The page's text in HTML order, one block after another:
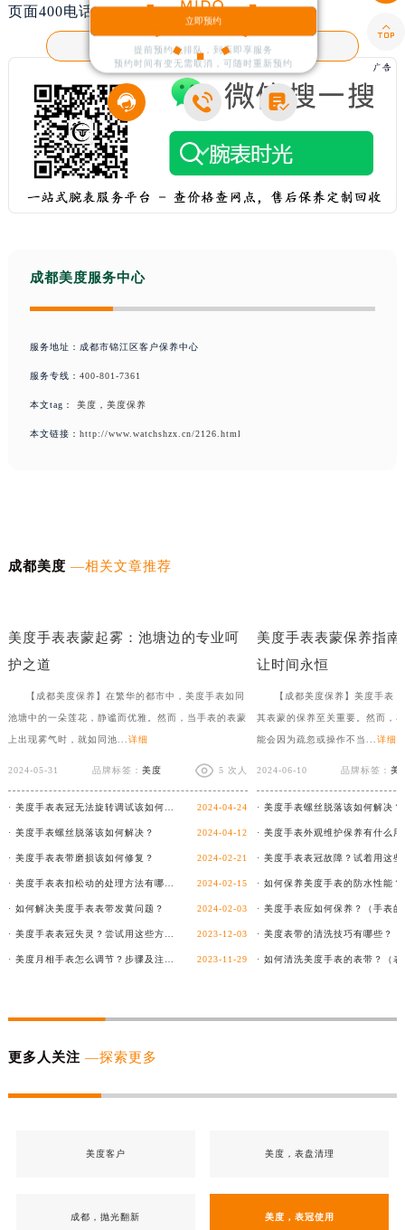
客户服务热线： 400-801-7361
  
页面400电话进行咨询，我们将竭诚为您服务。
成都美度服务中心
服务地址：成都市锦江区客户保养中心
服务专线： 400-801-7361
本文tag： 美度 ， 美度保养
本文链接： http://www.watchshzx.cn/2126.html
成都美度 —相关文章推荐
美度手表表蒙起雾：池塘边的专业呵
护之道
【成都美度保养】在繁华的都市中，美度手表如同
池塘中的一朵莲花，静谧而优雅。然而，当手表的表蒙
上出现雾气时，就如同池... 详细
2024-05-31 品牌标签： 美度 5 次人
2024-04-24
· 美度手表螺丝脱落该如何解决？ 2024-04-12
· 美度手表表带磨损该如何修复？ 2024-02-21
2024-02-15
· 如何解决美度手表表带发黄问题？ 2024-02-03
2023-12-03
2023-11-29
美度手表表蒙保养指
让时间永恒
【成都美度保养】美度手表
其表蒙的保养至关重要。然而，
能会因为疏忽或操作不当... 详细
2024-06-10 品牌标签： 美
· 美度手表螺丝脱落该如何解决？
· 如何保养美度手表的防水性能？
更多人关注 —探索更多
美度客户 美度，表盘清理
成都，抛光翻新 美度，表冠使用

立即预约
提前预约免排队，到店即享服务
预约时间有变无需取消，可随时重新预约